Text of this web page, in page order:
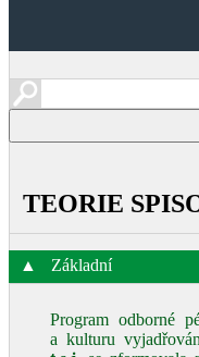
TEORIE
▲ Základní
Program odborné
a kulturu